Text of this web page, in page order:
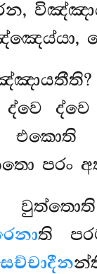
පරං
ති